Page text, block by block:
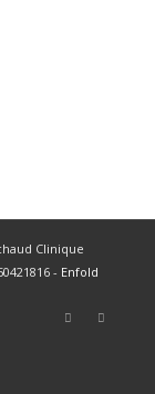
Clinique
- Enfold